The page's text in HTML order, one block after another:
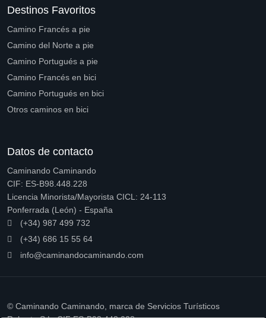
Destinos Favoritos
Camino Francés a pie
Camino del Norte a pie
Camino Portugués a pie
Camino Francés en bici
Camino Portugués en bici
Otros caminos en bici
Datos de contacto
Caminando Caminando
CIF: ES-B98.448.228
Licencia Minorista/Mayorista CICL: 24-113
Ponferrada (León) - España
(+34) 987 499 732
(+34) 686 15 55 64
info@caminandocaminando.com
© Caminando Caminando, marca de Servicios Turísticos